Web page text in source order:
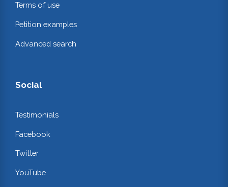
Terms of use
Petition examples
Advanced search
Social
Testimonials
Facebook
Twitter
YouTube